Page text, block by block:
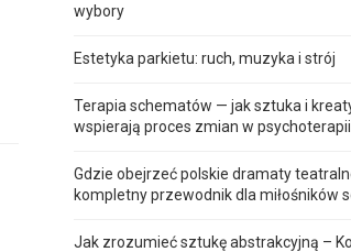
wybory
Estetyka parkietu: ruch, muzyka i strój
Terapia schematów — jak sztuka i
wspierają proces zmian w psychoterapii
Gdzie obejrzeć polskie dramaty
kompletny przewodnik dla miłośników
Jak zrozumieć sztukę abstrakcyjną –